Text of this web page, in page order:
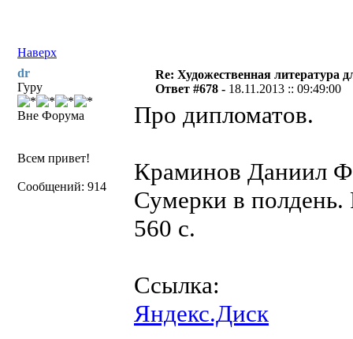
Наверх
dr
Гуру
Вне Форума
Всем привет!
Сообщений: 914
Re: Художественная литература
Ответ #678 - 18.11.2013 :: 09:49:00
Про дипломатов.
Краминов Даниил
Сумерки в
560 с.
Ссылка:
Яндекс.Диск